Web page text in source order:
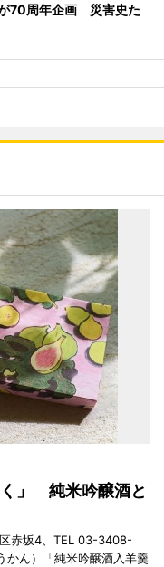
70周年企画 災害史た
く」 純米吟醸酒と
赤坂4、TEL 03-3408-
かん）「純米吟醸酒入羊羹